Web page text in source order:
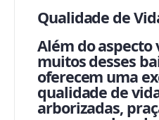
Qualidade de
Além do aspecto
muitos desses
oferecem uma
qualidade de
arborizadas,